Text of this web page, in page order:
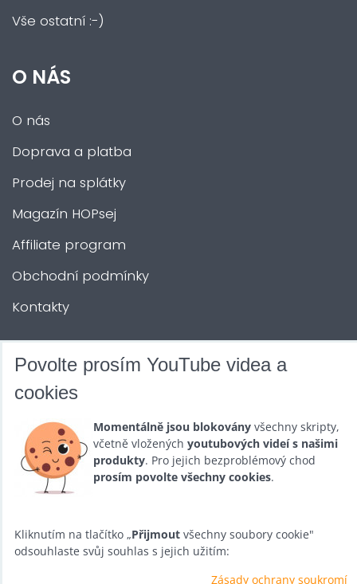
Vše ostatní :-)
O NÁS
O nás
Doprava a platba
Prodej na splátky
Magazín HOPsej
Affiliate program
Obchodní podmínky
Kontakty
DALŠÍ SLUŽBY
Půjčovna
Promotéři
Kurzy a setkání
Velkoobchod
Nabídka práce
Povolte prosím YouTube videa a
cookies
Momentálně jsou blokovány všechny skripty,
včetně vložených youtubových videí s našimi
produkty. Pro jejich bezproblémový chod
prosím povolte všechny cookies.
Kliknutím na tlačítko „Přijmout všechny soubory cookie"
odsouhlaste svůj souhlas s jejich užitím:
Zásady ochrany soukromí